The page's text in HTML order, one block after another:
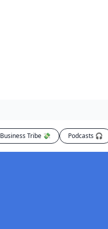
Business Tribe 💸 Podcasts 🎧